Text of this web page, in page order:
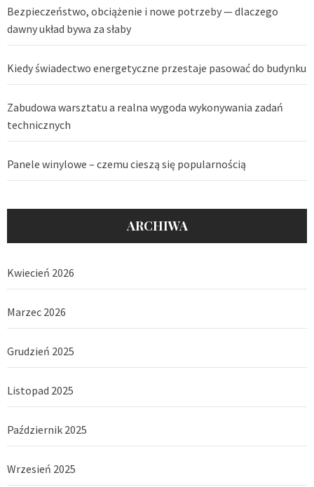
Bezpieczeństwo, obciążenie i nowe potrzeby — dlaczego
dawny układ bywa za słaby
Kiedy świadectwo energetyczne przestaje pasować do budynku
Zabudowa warsztatu a realna wygoda wykonywania zadań
technicznych
Panele winylowe – czemu cieszą się popularnością
ARCHIWA
Kwiecień 2026
Marzec 2026
Grudzień 2025
Listopad 2025
Październik 2025
Wrzesień 2025